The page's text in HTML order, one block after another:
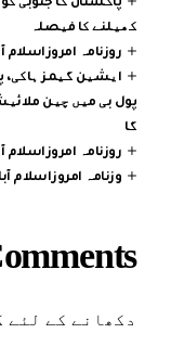
کھیلنے کا فیصلہ
روزنامہ امروزاسلام آباد
ایشین گیمز ہاکی،
پول بی میں چین
گا
روزنامہ امروزاسلام آباد
وزنامہ امروزاسلام آباد
دکھانے کے لئے